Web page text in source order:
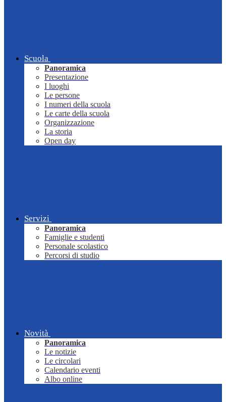
Scuola
Panoramica
Presentazione
I luoghi
Le persone
I numeri della scuola
Le carte della scuola
Organizzazione
La storia
Open day
Servizi
Panoramica
Famiglie e studenti
Personale scolastico
Percorsi di studio
Novità
Panoramica
Le notizie
Le circolari
Calendario eventi
Albo online